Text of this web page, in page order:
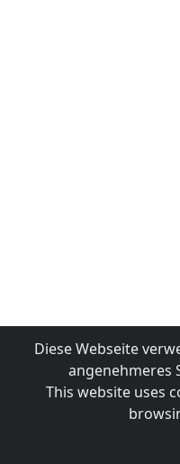
Diese Webseite
angenehmeres
This website uses